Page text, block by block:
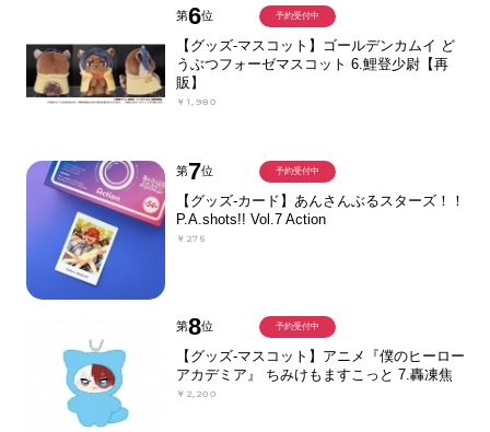
第6位
【グッズ-マスコット】ゴールデンカムイ ど
うぶつフォーゼマスコット 6.鯉登少尉【再
販】
￥1,980
予約受付中
第7位
【グッズ-カード】あんさんぶるスターズ！！
P.A.shots!! Vol.7 Action
￥275
予約受付中
第8位
【グッズ-マスコット】アニメ『僕のヒーロー
アカデミア』 ちみけもますこっと 7.轟凍焦
￥2,200
予約受付中